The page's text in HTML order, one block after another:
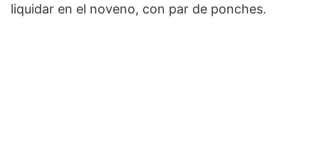
liquidar en el noveno, con par de ponches.